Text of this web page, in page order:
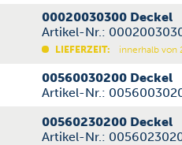
00020030300 Deckel
Artikel-Nr.:
LIEFERZEIT: innerhalb von
00560030200 Deckel
Artikel-Nr.:
00560230200 Deckel
Artikel-Nr.: